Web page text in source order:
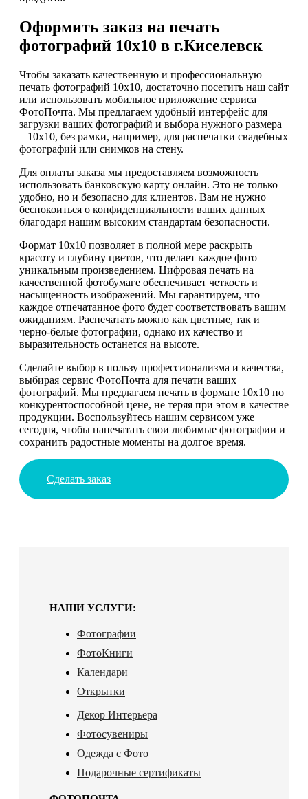
Оформить заказ на печать
фотографий 10х10 в г.Киселевск
Чтобы заказать качественную и профессиональную
печать фотографий 10х10, достаточно посетить наш сайт
или использовать мобильное приложение сервиса
ФотоПочта. Мы предлагаем удобный интерфейс для
загрузки ваших фотографий и выбора нужного размера
– 10х10, без рамки, например, для распечатки свадебных
фотографий или снимков на стену.
Для оплаты заказа мы предоставляем возможность
использовать банковскую карту онлайн. Это не только
удобно, но и безопасно для клиентов. Вам не нужно
беспокоиться о конфиденциальности ваших данных
благодаря нашим высоким стандартам безопасности.
Формат 10х10 позволяет в полной мере раскрыть
красоту и глубину цветов, что делает каждое фото
уникальным произведением. Цифровая печать на
качественной фотобумаге обеспечивает четкость и
насыщенность изображений. Мы гарантируем, что
каждое отпечатанное фото будет соответствовать вашим
ожиданиям. Распечатать можно как цветные, так и
черно-белые фотографии, однако их качество и
выразительность останется на высоте.
Сделайте выбор в пользу профессионализма и качества,
выбирая сервис ФотоПочта для печати ваших
фотографий. Мы предлагаем печать в формате 10х10 по
конкурентоспособной цене, не теряя при этом в качестве
продукции. Воспользуйтесь нашим сервисом уже
сегодня, чтобы напечатать свои любимые фотографии и
сохранить радостные моменты на долгое время.
Сделать заказ
НАШИ УСЛУГИ:
Фотографии
ФотоКниги
Календари
Открытки
Декор Интерьера
Фотосувениры
Одежда с Фото
Подарочные сертификаты